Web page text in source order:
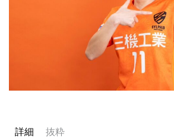
詳細 抜粋